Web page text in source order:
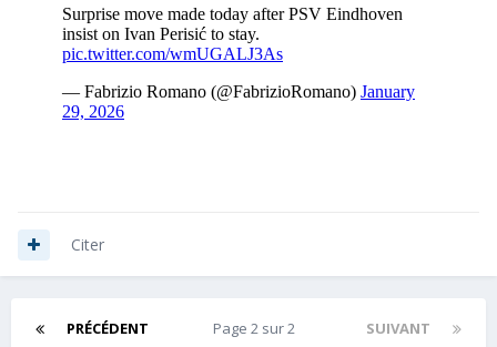
Citer
PRÉCÉDENT SUIVANT
Page 2 sur 2